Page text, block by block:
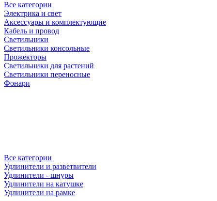
Все категории
Электрика и свет
Аксессуары и комплектующие
Кабель и провод
Светильники
Светильники консольные
Прожекторы
Светильники для растений
Светильники переносные
Фонари
Все категории
Удлинители и разветвители
Удлинители - шнуры
Удлинители на катушке
Удлинители на рамке